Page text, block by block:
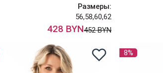
Размеры:
56,58,60,62
428 BYN452 BYN
8%